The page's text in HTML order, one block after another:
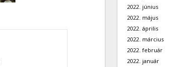
2022. június
2022. május
2022. április
2022. március
2022. február
2022. január